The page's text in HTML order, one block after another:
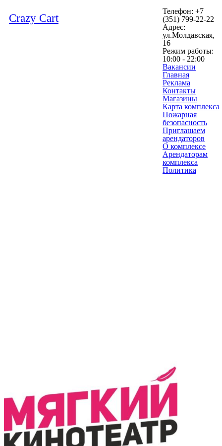
Crazy Cart
Телефон: +7
(351) 799-22-22
Адрес:
ул.Молдавская,
16
Режим работы:
10:00 - 22:00
Вакансии
Главная
Реклама
Контакты
Магазины
Карта комплекса
Пожарная
безопасность
Приглашаем
арендаторов
О комплексе
Арендаторам
комплекса
Политика